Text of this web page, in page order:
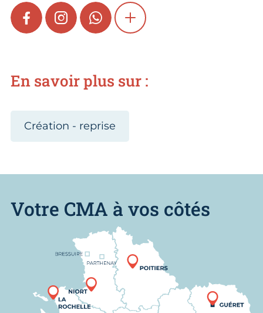
FACEBOOKINSTAGRAMWHATSAPPSHOW MORE
En savoir plus sur :
Création - reprise
Votre CMA à vos côtés